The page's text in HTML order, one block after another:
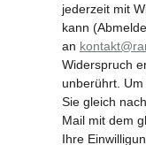
jederzeit mit
kann
an
Widerspruch
unberührt.
Sie gleich
Mail mit dem
Ihre